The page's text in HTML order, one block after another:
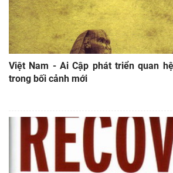
Việt Nam - Ai Cập phát triển quan
trong bối cảnh mới